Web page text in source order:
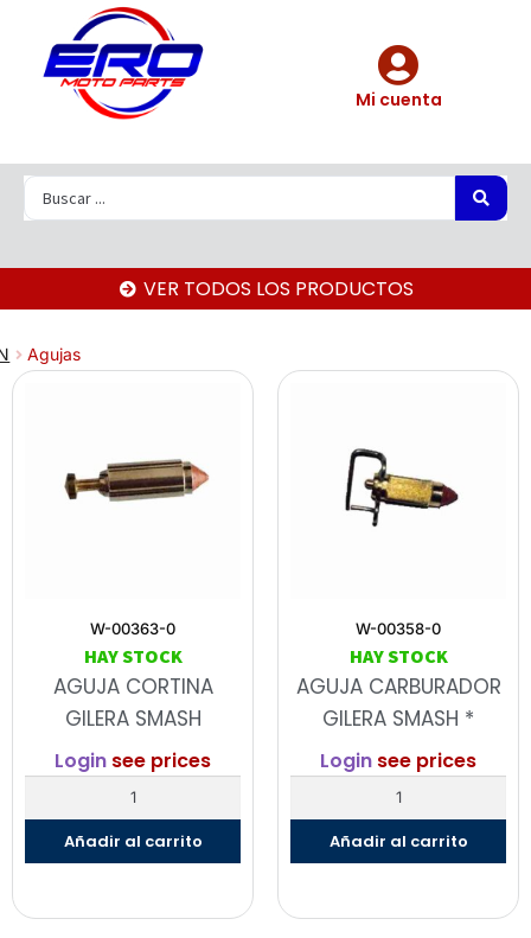
Mi cuenta
VER TODOS LOS PRODUCTOS
Agujas
W-00363-0
HAY STOCK
AGUJA CORTINA
GILERA SMASH
Login see prices
Añadir al carrito
W-00358-0
HAY STOCK
AGUJA CARBURADOR
GILERA SMASH *
Login see prices
Añadir al carrito